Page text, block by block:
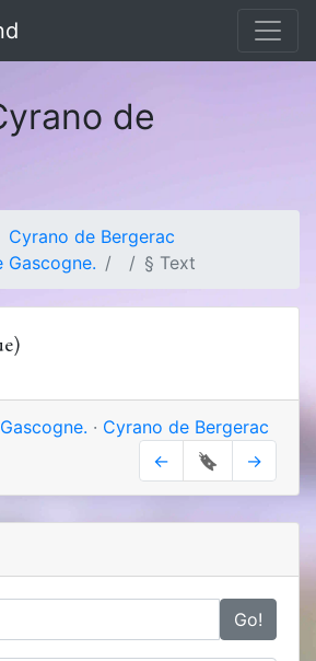
de
Cyrano de Bergerac
Gascogne.
§ Text
· Cyrano de Bergerac
←
🔖 →
Go!